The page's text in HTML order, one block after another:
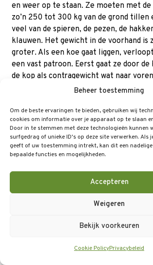
Beheer toestemming
Om de beste ervaringen te bieden, gebruiken wij
cookies om informatie over je apparaat op te slaan
Door in te stemmen met deze technologieën kunnen
surfgedrag of unieke ID's op deze site verwerken. Als
geeft of uw toestemming intrekt, kan dit een
bepaalde functies en mogelijkheden.
Accepteren
Weigeren
Bekijk voorkeuren
Cookie PolicyPrivacybeleid
en weer op te staan. Ze moeten met
zo’n 250 tot 300 kg van de grond tillen
veel van de spieren, de pezen, de
klauwen. Het gewicht in de voorhand is
groter. Als een koe gaat liggen,
een vast patroon. Eerst gaat ze door
de kop als contragewicht wat naar
vervolgens een achterpoot onder het
raakt, blijft normaal gesproken op zijn
ze in de box onvoldoende ruimte geeft
de ene poot wat verder onder het
zich laat vallen. Dan schuift de hak over
Als die hard en stroef is, zoals bij
beton, schuurt de hak kapot. Als het
dan is genezing moeilijk vanwege de
op de hak bij het liggen. Bovendien
bij het opstaan over de ondergrond als
in de achterhand omhoog brengen. Om